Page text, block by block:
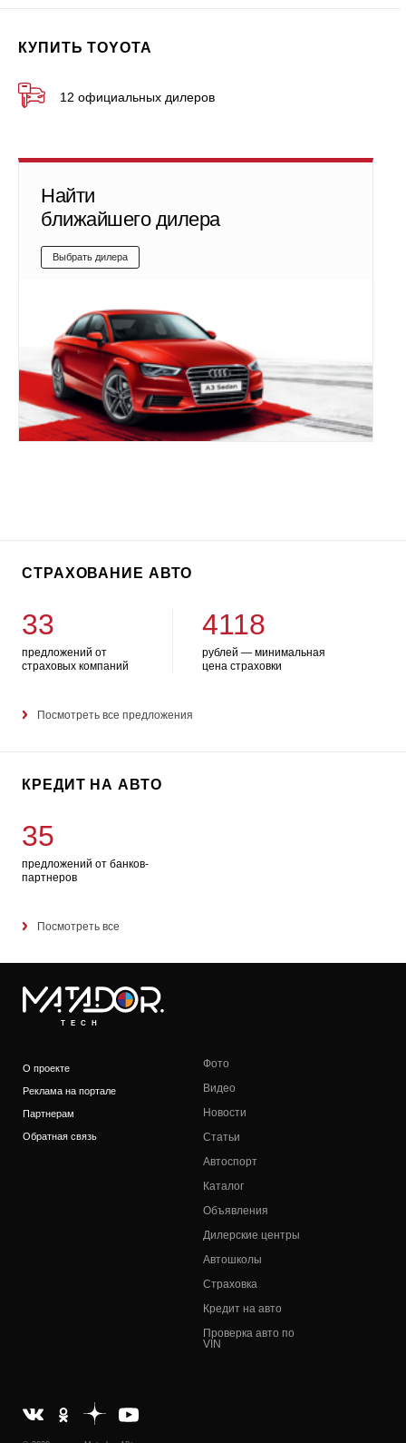
КУПИТЬ TOYOTA
12 официальных дилеров
Найти
ближайшего дилера
Выбрать дилера
СТРАХОВАНИЕ АВТО
33
предложений от
страховых компаний
4118
рублей — минимальная
цена страховки
Посмотреть все предложения
КРЕДИТ НА АВТО
35
предложений от банков-
партнеров
Посмотреть все
TECH
О проекте
Реклама на портале
Партнерам
Обратная связь
Фото
Видео
Новости
Статьи
Автоспорт
Каталог
Объявления
Дилерские центры
Автошколы
Страховка
Кредит на авто
Проверка авто по
VIN